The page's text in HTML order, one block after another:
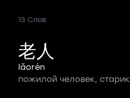
13 Слов
老人
lǎorén
пожилой человек, старик